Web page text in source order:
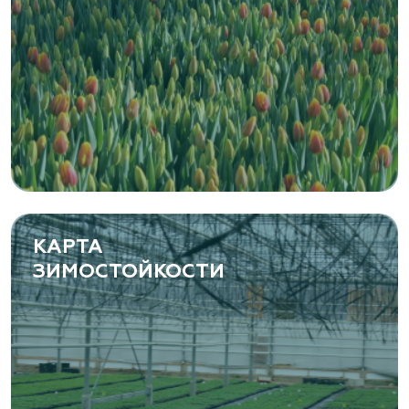
Канимаева, д. 9
«ЁЛЫ-ПАЛЫ», питомник декоративных
растений
Самарская область, с. Подстепки, ул.
Фермерская 14 А
(8482) 650 010
www.yoly-paly.ru
«ВЕНЕВ» питомник растений
Тульская область, Венёвский р-н, село
Борщевое, улица Лесная, д. 13
8 963 224 87 99
https://www.venev1.ru/
КАРТА
ЗИМОСТОЙКОСТИ